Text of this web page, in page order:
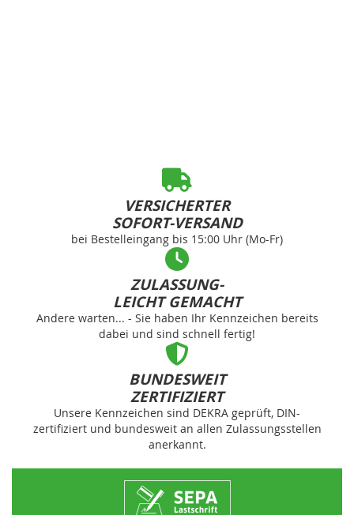
VERSICHERTER
SOFORT-VERSAND
bei Bestelleingang bis 15:00 Uhr (Mo-Fr)
ZULASSUNG-
LEICHT GEMACHT
Andere warten... - Sie haben Ihr Kennzeichen bereits
dabei und sind schnell fertig!
BUNDESWEIT
ZERTIFIZIERT
Unsere Kennzeichen sind DEKRA geprüft, DIN-
zertifiziert und bundesweit an allen Zulassungsstellen
anerkannt.